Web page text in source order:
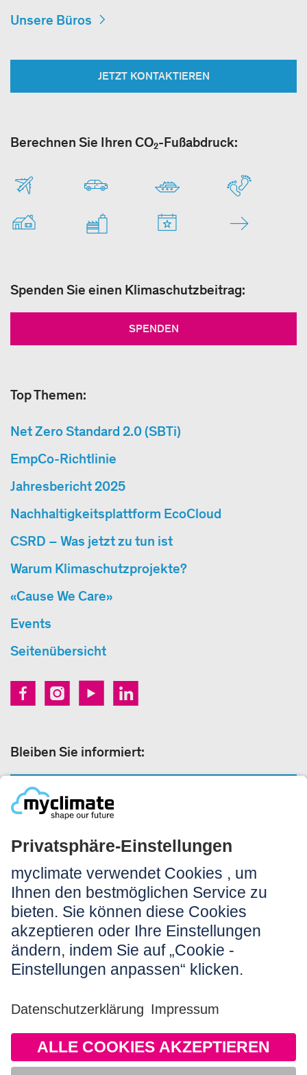
Unsere Büros
JETZT KONTAKTIEREN
Berechnen Sie Ihren CO₂-Fußabdruck:
Spenden Sie einen Klimaschutzbeitrag:
SPENDEN
Top Themen:
Net Zero Standard 2.0 (SBTi)
EmpCo-Richtlinie
Jahresbericht 2025
Nachhaltigkeitsplattform EcoCloud
CSRD – Was jetzt zu tun ist
Warum Klimaschutzprojekte?
«Cause We Care»
Events
Seitenübersicht
Bleiben Sie informiert:
Rechtliches:
Impressum
Nutzungshinweis
AGB
Datenschutz
Barrierefreiheit